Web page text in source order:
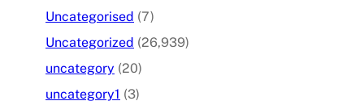
Uncategorised (7)
Uncategorized (26,939)
uncategory (20)
uncategory1 (3)